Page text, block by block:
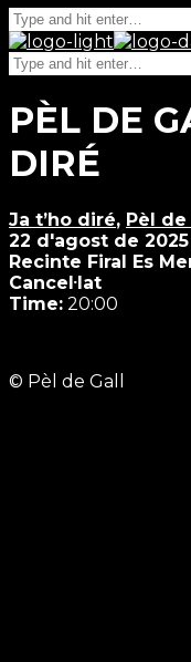
Search
for:
Search
for:
PÈL DE
DIRÉ
Ja t’ho diré, Pèl de
22 d'agost de 2025
Recinte Firal Es
Cancel·lat
Time: 20:00
© Pèl de Gall